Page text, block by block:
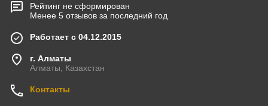
Рейтинг не сформирован
Менее 5 отзывов за последний год
Работает с 04.12.2015
г. Алматы
Алматы, Казахстан
Контакты